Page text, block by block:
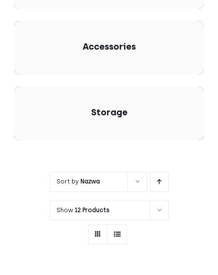
Accessories
Storage
Sort by Nazwa
Show 12 Products